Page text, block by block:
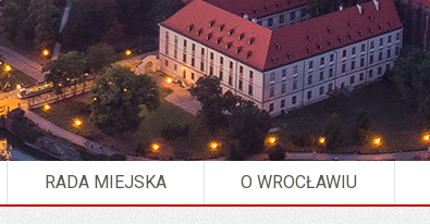
RADA MIEJSKA O WROCŁAWIU